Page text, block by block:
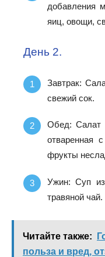
добавления
яиц, овощи,
День 2.
Завтрак:
свежий сок.
Обед: Салат
отваренная
фрукты
Ужин: Суп
травяной чай.
Читайте также:
польза и вред,